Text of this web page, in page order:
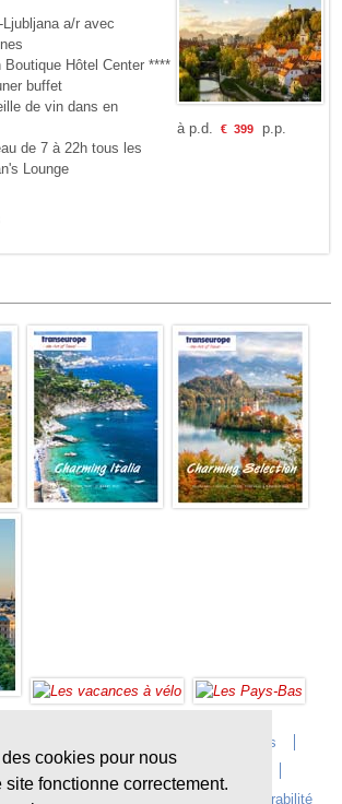
cookies pour nous
site fonctionne correctement.
a/r avec
Boutique Hôtel Center ****
buffet
de vin dans en
de 7 à 22h tous les
Lounge
à p.d. € 399p.p.
Postes vacants
Durabilité